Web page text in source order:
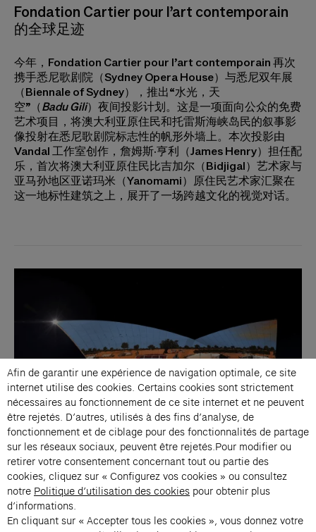
Fondation Cartier pour l’art contemporain
的全球足迹
今年，Fondation Cartier pour l’art contemporain 再次
携手悉尼歌剧院（Sydney Opera House）与悉尼双年展
（Biennale of Sydney），推出“水光，天
空”（Badu Gili）夜间投影计划。这是一项面向公众的免费
艺术项目，将澳大利亚原住民和托雷斯海峡岛民的叙事影
像投射在悉尼歌剧院标志性的帆形外墙上。本次投影由
Vandal 工作室创作，詹姆斯·亨利（James Henry）担任配
乐，首次将澳大利亚原住民比吉加尔（Bidjigal）艺术家与
亚马孙地区亚诺玛米（Yanomami）原住民艺术家汇聚在
这一地标性建筑之上，展开了一场跨越文化的视觉对话。
L’Opéra de Sydney dévoile Badu Gili : Story Keepers, une célébration
des voix des Premières Nations du Kimberley et de l’Arctique canadien.
Afin de garantir une expérience de navigation optimale, ce site
internet utilise des cookies. Certains cookies sont strictement
nécessaires au fonctionnement de ce site internet et ne peuvent
être rejetés. D’autres, utilisés à des fins d’analyse, de
fonctionnement et de ciblage pour des fonctionnalités de partage
sur les réseaux sociaux, peuvent être rejetés.Pour modifier ou
retirer votre consentement concernant tout ou partie des
cookies, cliquez sur « Configurez vos cookies » ou consultez
notre Politique d’utilisation des cookies pour obtenir plus
d’informations.
En cliquant sur « Accepter tous les cookies », vous donnez votre